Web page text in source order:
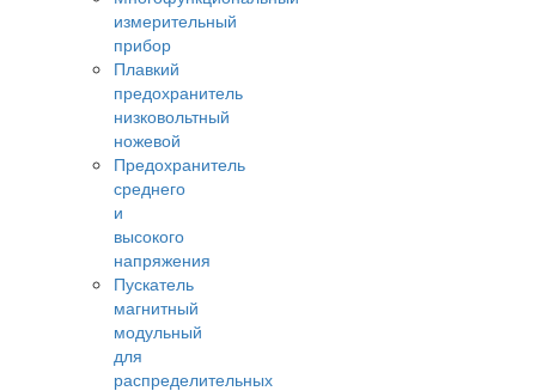
измерительный
прибор
Плавкий
предохранитель
низковольтный
ножевой
Предохранитель
среднего
и
высокого
напряжения
Пускатель
магнитный
модульный
для
распределительных